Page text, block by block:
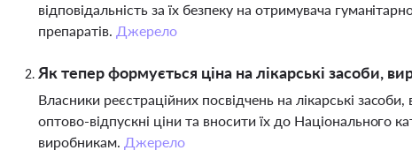
відповідальність за їх безпеку на отримувача
препаратів. Джерело
Як тепер формується ціна на лікарські засоби,
Власники реєстраційних посвідчень на лікарські
оптово-відпускні ціни та вносити їх до Національного
виробникам. Джерело